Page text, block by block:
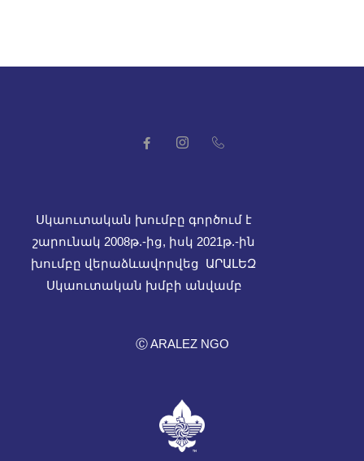
Սկաուտական խումբը գործում է
շարունակ 2008թ.-ից, իսկ 2021թ.-ին
խումբը վերաձևավորվեց ԱՐԱԼԵԶ
Սկաուտական խմբի անվամբ
Ⓒ ARALEZ NGO